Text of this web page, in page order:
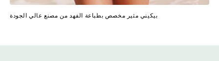
بيكيني مثير مخصص بطباعة الفهد من مصنع عالي الجودة